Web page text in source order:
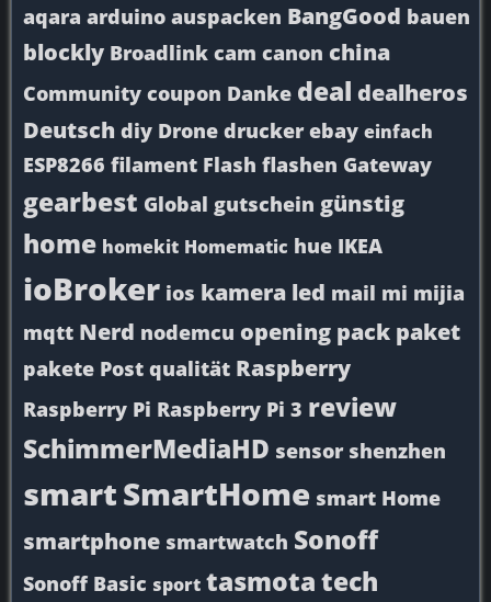
aqara arduino auspacken BangGood bauen
blockly Broadlink cam canon china
Community coupon Danke deal dealheros
Deutsch diy Drone drucker ebay einfach
ESP8266 filament Flash flashen Gateway
gearbest Global gutschein günstig
home homekit Homematic hue IKEA
ioBroker ios kamera led mail mi mijia
mqtt Nerd nodemcu opening pack paket
pakete Post qualität Raspberry
Raspberry Pi Raspberry Pi 3 review
SchimmerMediaHD sensor shenzhen
smartSmartHome smart Home
smartphone smartwatch Sonoff
Sonoff Basic sport tasmotatech